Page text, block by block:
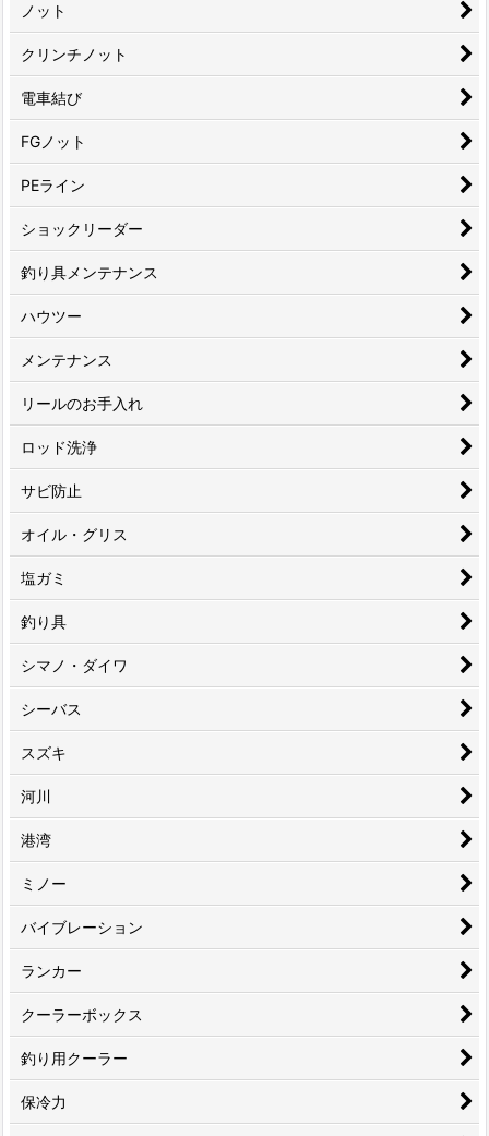
ノット
クリンチノット
電車結び
FGノット
PEライン
ショックリーダー
釣り具メンテナンス
ハウツー
メンテナンス
リールのお手入れ
ロッド洗浄
サビ防止
オイル・グリス
塩ガミ
釣り具
シマノ・ダイワ
シーバス
スズキ
河川
港湾
ミノー
バイブレーション
ランカー
クーラーボックス
釣り用クーラー
保冷力